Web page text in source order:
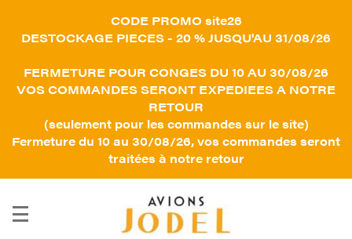
CODE PROMO site26
DESTOCKAGE PIECES - 20 % JUSQU'AU 31/08/26
FERMETURE POUR CONGES DU 10 AU 30/08/26
VOS COMMANDES SERONT EXPEDIEES A NOTRE
RETOUR
(seulement pour les commandes sur le site)
Fermeture du 10 au 30/08/26, vos commandes seront
traitées à notre retour